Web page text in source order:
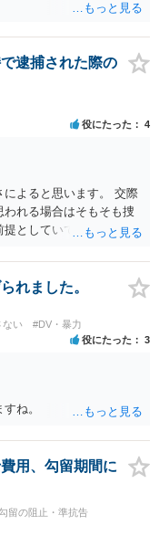
あなたが二度と覚醒剤に
やり直せます。頑張って
逮捕された際の
役にたった 4
よると思います。 交際
れる場合はそもそも捜
としていて、頻繁にLIN
は任意での参考人聴取
の発布を検討する、とい
われる状況にないので
れました。
ない #DV・暴力
役にたった 3
ね。
用、勾留期間に
留の阻止・準抗告